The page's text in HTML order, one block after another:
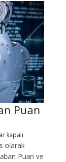
Puan
kapalı
olarak
Puan ve